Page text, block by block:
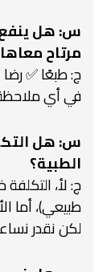
س: هل ينفع
مرتاح
ج: طبعًا ✅
في أي
س: هل
الطبية؟
ج: لأ،
طبيعي)، أما
لكن نقدر